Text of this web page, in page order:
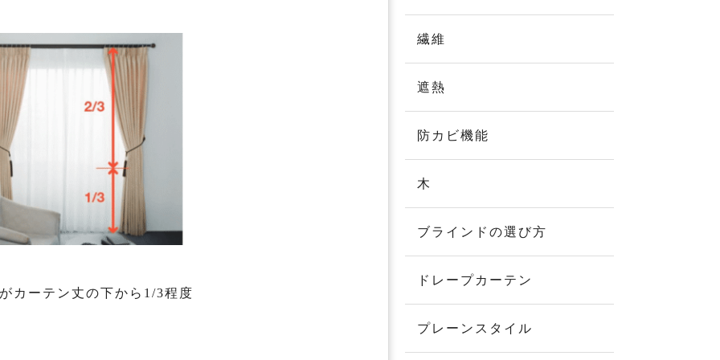
カーテン丈の下から1/3程度
繊維
遮熱
防カビ機能
木
ブラインドの選び方
ドレープカーテン
プレーンスタイル